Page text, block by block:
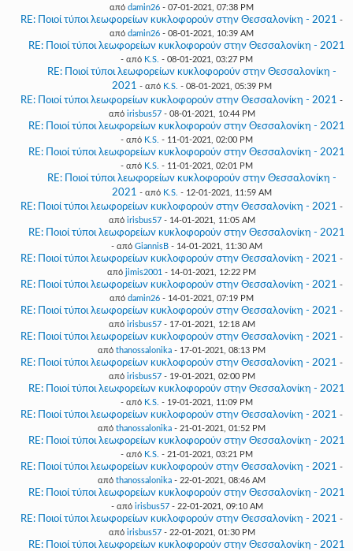
από damin26 - 07-01-2021, 07:38 PM
RE: Ποιοί τύποι λεωφορείων κυκλοφορούν στην Θεσσαλονίκη - 2021 -
από damin26 - 08-01-2021, 10:39 AM
RE: Ποιοί τύποι λεωφορείων κυκλοφορούν στην Θεσσαλονίκη - 2021
- από K.S. - 08-01-2021, 03:27 PM
RE: Ποιοί τύποι λεωφορείων κυκλοφορούν στην Θεσσαλονίκη -
2021 - από K.S. - 08-01-2021, 05:39 PM
RE: Ποιοί τύποι λεωφορείων κυκλοφορούν στην Θεσσαλονίκη - 2021 -
από irisbus57- 08-01-2021, 10:44 PM
RE: Ποιοί τύποι λεωφορείων κυκλοφορούν στην Θεσσαλονίκη - 2021
- από K.S. - 11-01-2021, 02:00 PM
RE: Ποιοί τύποι λεωφορείων κυκλοφορούν στην Θεσσαλονίκη - 2021
- από K.S. - 11-01-2021, 02:01 PM
RE: Ποιοί τύποι λεωφορείων κυκλοφορούν στην Θεσσαλονίκη -
2021 - από K.S. - 12-01-2021, 11:59 AM
RE: Ποιοί τύποι λεωφορείων κυκλοφορούν στην Θεσσαλονίκη - 2021 -
από irisbus57- 14-01-2021, 11:05 AM
RE: Ποιοί τύποι λεωφορείων κυκλοφορούν στην Θεσσαλονίκη - 2021
- από GiannisB - 14-01-2021, 11:30 AM
RE: Ποιοί τύποι λεωφορείων κυκλοφορούν στην Θεσσαλονίκη - 2021 -
από jimis2001 - 14-01-2021, 12:22 PM
RE: Ποιοί τύποι λεωφορείων κυκλοφορούν στην Θεσσαλονίκη - 2021 -
από damin26 - 14-01-2021, 07:19 PM
RE: Ποιοί τύποι λεωφορείων κυκλοφορούν στην Θεσσαλονίκη - 2021 -
από irisbus57- 17-01-2021, 12:18 AM
RE: Ποιοί τύποι λεωφορείων κυκλοφορούν στην Θεσσαλονίκη - 2021 -
από thanossalonika - 17-01-2021, 08:13 PM
RE: Ποιοί τύποι λεωφορείων κυκλοφορούν στην Θεσσαλονίκη - 2021 -
από irisbus57- 19-01-2021, 02:00 PM
RE: Ποιοί τύποι λεωφορείων κυκλοφορούν στην Θεσσαλονίκη - 2021
- από K.S. - 19-01-2021, 11:09 PM
RE: Ποιοί τύποι λεωφορείων κυκλοφορούν στην Θεσσαλονίκη - 2021 -
από thanossalonika - 21-01-2021, 01:52 PM
RE: Ποιοί τύποι λεωφορείων κυκλοφορούν στην Θεσσαλονίκη - 2021
- από K.S. - 21-01-2021, 03:21 PM
RE: Ποιοί τύποι λεωφορείων κυκλοφορούν στην Θεσσαλονίκη - 2021 -
από thanossalonika - 22-01-2021, 08:46 AM
RE: Ποιοί τύποι λεωφορείων κυκλοφορούν στην Θεσσαλονίκη - 2021
- από irisbus57- 22-01-2021, 09:10 AM
RE: Ποιοί τύποι λεωφορείων κυκλοφορούν στην Θεσσαλονίκη - 2021 -
από irisbus57- 22-01-2021, 01:30 PM
RE: Ποιοί τύποι λεωφορείων κυκλοφορούν στην Θεσσαλονίκη - 2021